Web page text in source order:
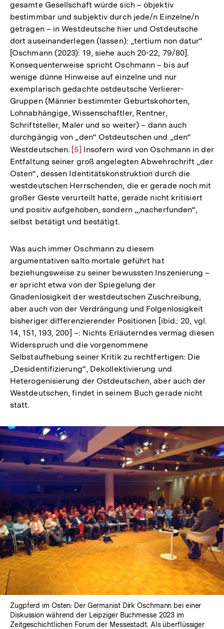
gesamte Gesellschaft würde sich – objektiv
bestimmbar und subjektiv durch jede/n Einzelne/n
getragen – in Westdeutsche hier und Ostdeutsche
dort auseinanderlegen (lassen): „tertium non datur“
[Oschmann (2023): 19, siehe auch 20-22, 79/80].
Konsequenterweise spricht Oschmann – bis auf
wenige dünne Hinweise auf einzelne und nur
exemplarisch gedachte ostdeutsche Verlierer-
Gruppen (Männer bestimmter Geburtskohorten,
Lohnabhängige, Wissenschaftler, Rentner,
Schriftsteller, Maler und so weiter) – dann auch
durchgängig von „den“ Ostdeutschen und „den“
Westdeutschen. Zur
Auflösung
der
Fußnote
[5] Insofern wird von Oschmann in der
Entfaltung seiner groß angelegten Abwehrschrift „der
Osten“, dessen Identitätskonstruktion durch die
westdeutschen Herrschenden, die er gerade noch mit
großer Geste verurteilt hatte, gerade nicht kritisiert
und positiv aufgehoben, sondern „,nacherfunden“,
selbst betätigt und bestätigt.
Was auch immer Oschmann zu diesem
argumentativen salto mortale geführt hat
beziehungsweise zu seiner bewussten Inszenierung –
er spricht etwa von der Spiegelung der
Gnadenlosigkeit der westdeutschen Zuschreibung,
aber auch von der Verdrängung und Folgenlosigkeit
bisheriger differenzierender Positionen [ibid.: 20, vgl.
14, 151, 193, 200] –: Nichts Erläuterndes vermag diesen
Widerspruch und die vorgenommene
Selbstaufhebung seiner Kritik zu rechtfertigen: Die
„Desidentifizierung“, Dekollektivierung und
Heterogenisierung der Ostdeutschen, aber auch der
Westdeutschen, findet in seinem Buch gerade nicht
statt.
Zugpferd im Osten: Der Germanist Dirk Oschmann bei einer
Diskussion während der Leipziger Buchmesse 2023 im
Zeitgeschichtlichen Forum der Messestadt. Als überflüssiger